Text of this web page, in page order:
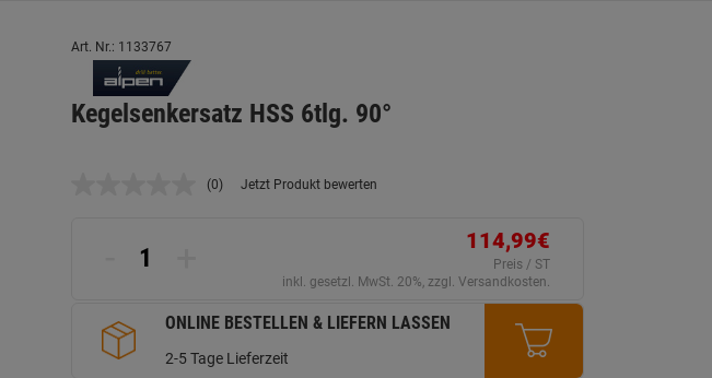
Art. Nr.: 1133767
Kegelsenkersatz HSS 6tlg. 90°
Kein
(0) Jetzt Produkt bewerten
114,99€
Preis / ST
inkl. gesetzl. MwSt. 20%, zzgl. Versandkosten.
ONLINE BESTELLEN & LIEFERN LASSEN
2-5 Tage Lieferzeit